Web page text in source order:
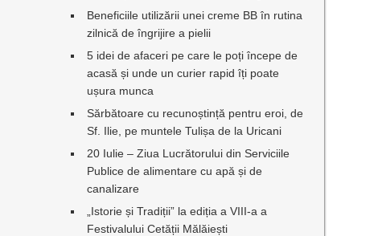
Beneficiile utilizării unei creme BB în rutina
zilnică de îngrijire a pielii
5 idei de afaceri pe care le poți începe de
acasă și unde un curier rapid îți poate
ușura munca
Sărbătoare cu recunoștință pentru eroi, de
Sf. Ilie, pe muntele Tulișa de la Uricani
20 Iulie – Ziua Lucrătorului din Serviciile
Publice de alimentare cu apă și de
canalizare
„Istorie și Tradiții” la ediția a VIII-a a
Festivalului Cetății Mălăiești